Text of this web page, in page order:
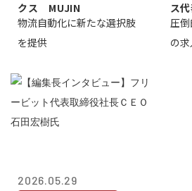
クス MUJIN
物流自動化に新たな選択肢
を提供
ス
一
圧
の
2026.05.29